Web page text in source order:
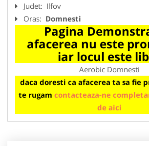
Judet: Ilfov
Oras: Domnesti
Pagina
afacerea nu este
iar locul este
Aerobic Domnesti
daca doresti ca afacerea ta sa fie
te rugam contacteaza-ne
de aici